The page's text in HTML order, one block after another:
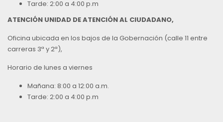
Tarde: 2:00 a 4:00 p.m
ATENCIÓN UNIDAD DE ATENCIÓN AL CIUDADANO,
Oficina ubicada en los bajos de la Gobernación (calle 11 entre
carreras 3ª y 2ª),
Horario de lunes a viernes
Mañana: 8:00 a 12:00 a.m.
Tarde: 2:00 a 4:00 p.m